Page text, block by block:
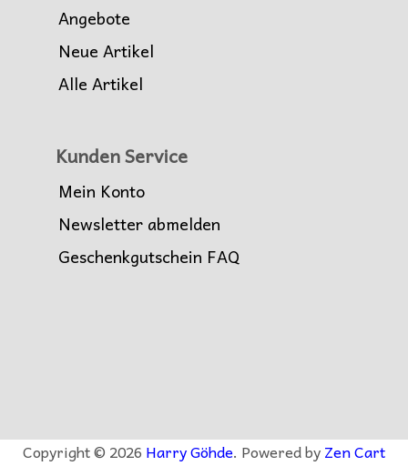
Angebote
Neue Artikel
Alle Artikel
Kunden Service
Mein Konto
Newsletter abmelden
Geschenkgutschein FAQ
Copyright © 2026 Harry Göhde. Powered byZen Cart